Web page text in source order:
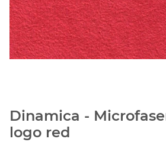
Dinamica -
logo red